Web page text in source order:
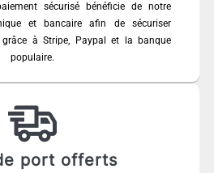
sécurisé bénéficie de notre
et bancaire afin de sécuriser
à Stripe, Paypal et la banque
populaire.
port offerts